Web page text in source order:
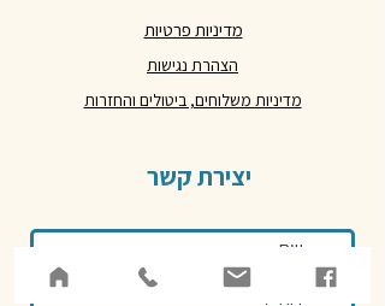
מדיניות פרטיות
הצהרת נגישות
מדיניות משלוחים, ביטולים והחזרות
יצירת קשר